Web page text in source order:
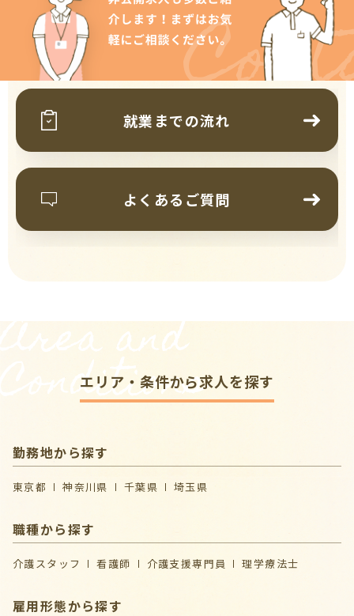
就業までの流れ
よくあるご質問
Area and
Conditions
エリア・条件から求人を探す
勤務地から探す
東京都 神奈川県 千葉県 埼玉県
職種から探す
介護スタッフ 看護師 介護支援専門員 理学療法士
雇用形態から探す